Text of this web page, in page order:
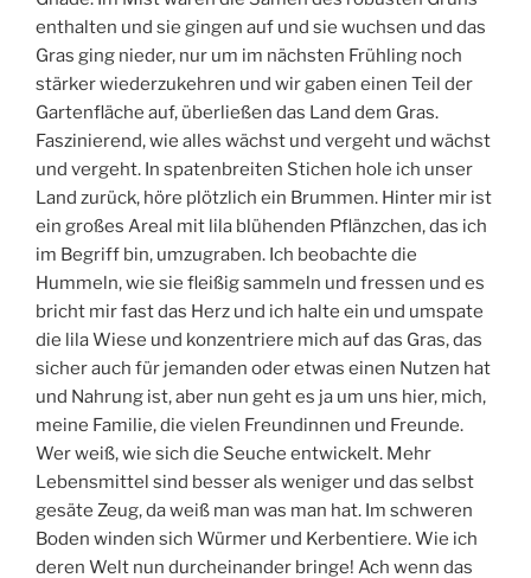
enthalten und sie gingen auf und sie wuchsen und das
Gras ging nieder, nur um im nächsten Frühling noch
stärker wiederzukehren und wir gaben einen Teil der
Gartenfläche auf, überließen das Land dem Gras.
Faszinierend, wie alles wächst und vergeht und wächst
und vergeht. In spatenbreiten Stichen hole ich unser
Land zurück, höre plötzlich ein Brummen. Hinter mir ist
ein großes Areal mit lila blühenden Pflänzchen, das ich
im Begriff bin, umzugraben. Ich beobachte die
Hummeln, wie sie fleißig sammeln und fressen und es
bricht mir fast das Herz und ich halte ein und umspate
die lila Wiese und konzentriere mich auf das Gras, das
sicher auch für jemanden oder etwas einen Nutzen hat
und Nahrung ist, aber nun geht es ja um uns hier, mich,
meine Familie, die vielen Freundinnen und Freunde.
Wer weiß, wie sich die Seuche entwickelt. Mehr
Lebensmittel sind besser als weniger und das selbst
gesäte Zeug, da weiß man was man hat. Im schweren
Boden winden sich Würmer und Kerbentiere. Wie ich
deren Welt nun durcheinander bringe! Ach wenn das